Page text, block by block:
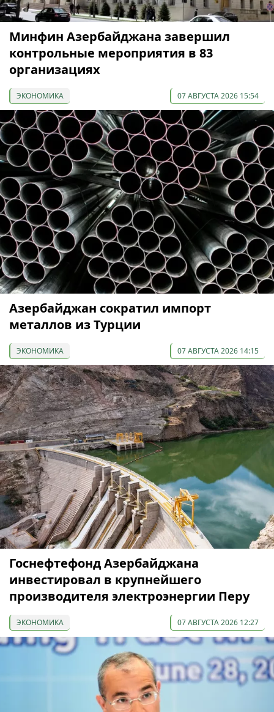
Минфин Азербайджана завершил
контрольные мероприятия в 83
организациях
ЭКОНОМИКА 07 АВГУСТА 2026 15:54
Азербайджан сократил импорт
металлов из Турции
ЭКОНОМИКА 07 АВГУСТА 2026 14:15
Госнефтефонд Азербайджана
инвестировал в крупнейшего
производителя электроэнергии Перу
ЭКОНОМИКА 07 АВГУСТА 2026 12:27